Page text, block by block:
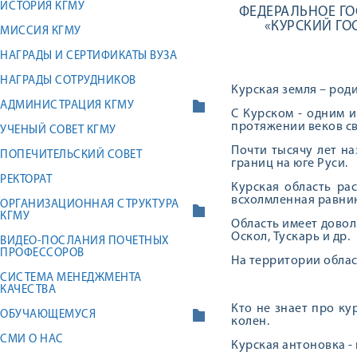
ИСТОРИЯ КГМУ
МИССИЯ КГМУ
НАГРАДЫ И СЕРТИФИКАТЫ ВУЗА
НАГРАДЫ СОТРУДНИКОВ
АДМИНИСТРАЦИЯ КГМУ
УЧЕНЫЙ СОВЕТ КГМУ
ПОПЕЧИТЕЛЬСКИЙ СОВЕТ
РЕКТОРАТ
ОРГАНИЗАЦИОННАЯ СТРУКТУРА
КГМУ
ВИДЕО-ПОСЛАНИЯ ПОЧЕТНЫХ
ПРОФЕССОРОВ
СИСТЕМА МЕНЕДЖМЕНТА
КАЧЕСТВА
ОБУЧАЮЩЕМУСЯ
СМИ О НАС
ФЕДЕРАЛЬНОЕ
«КУРСКИЙ
Курская земля –
С Курском - одним
протяжении веков
Почти тысячу лет
границ на юге Руси.
Курская область
всхолмленная
Область имеет
Оскол, Тускарь и др.
На территории
Кто не знает про
колен.
Курская антоновка